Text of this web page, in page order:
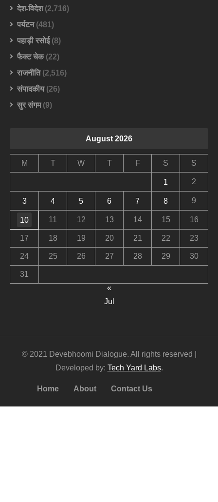
देश-विदेश(2,716)
पर्यटन(481)
पहाड़ी रसोई(8)
फैक्ट चेक(22)
राजनीति(2,516)
संपादकीय(26)
सुर संगम(9)
August 2026
M T W T F S S
1 2
3 4 5 6 7 8 9
10 11 12 13 14 15 16
17 18 19 20 21 22 23
24 25 26 27 28 29 30
31
«
Jul
© 2021 Devebhoomi Dialogue. All rights reserved |
Developed by: Tech Yard Labs.
Home About Contact Us